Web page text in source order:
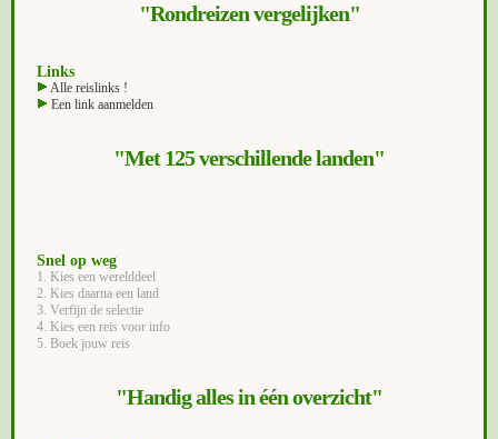
"Rondreizen vergelijken"
Links
Alle reislinks !
Een link aanmelden
"Met 125 verschillende landen"
Snel op weg
1. Kies een werelddeel
2. Kies daarna een land
3. Verfijn de selectie
4. Kies een reis voor info
5. Boek jouw reis
"Handig alles in één overzicht"